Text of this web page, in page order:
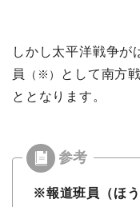
しかし太平洋戦争が
員
（※）
として南方
ととなります。
※報道班員（ほ